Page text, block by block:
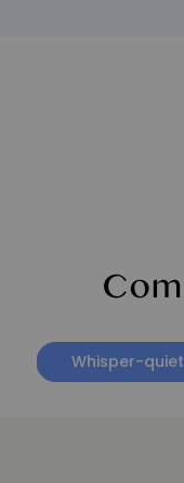
Whisper-quiet